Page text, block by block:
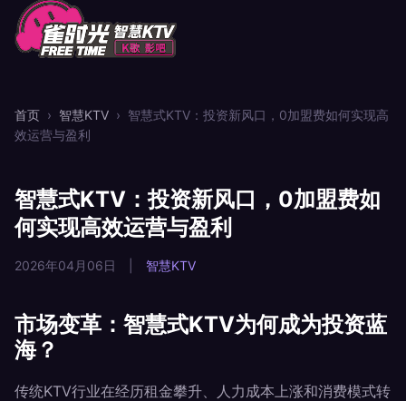
首页 › 智慧KTV › 智慧式KTV：投资新风口，0加盟费如何实现高
效运营与盈利
智慧式KTV：投资新风口，0加盟费如
何实现高效运营与盈利
2026年04月06日 智慧KTV
市场变革：智慧式KTV为何成为投资蓝
海？
传统KTV行业在经历租金攀升、人力成本上涨和消费模式转